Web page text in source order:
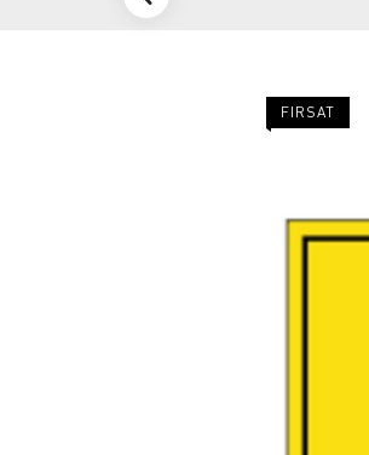
FIRSAT